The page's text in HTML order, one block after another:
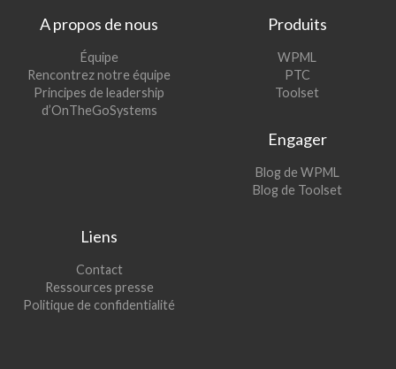
A propos de nous
Équipe
Rencontrez notre équipe
Principes de leadership
d’OnTheGoSystems
Produits
WPML
une
PTC(s’ouvre
dans
fenêtre)
Toolset(s’ouvre
nouvelle
Engager
Blog de WPML
dans
Blog de Toolset(s’ouvre
Liens
Contact
Ressources presse
Politique de confidentialité